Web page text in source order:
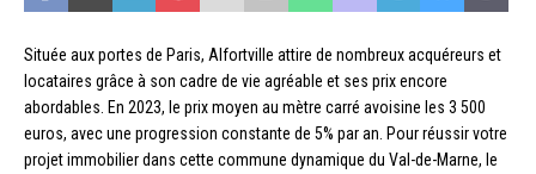
Située aux portes de Paris, Alfortville attire de nombreux acquéreurs et
locataires grâce à son cadre de vie agréable et ses prix encore
abordables. En 2023, le prix moyen au mètre carré avoisine les 3 500
euros, avec une progression constante de 5% par an. Pour réussir votre
projet immobilier dans cette commune dynamique du Val-de-Marne, le